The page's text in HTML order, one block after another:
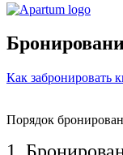
Как забронировать
Порядок